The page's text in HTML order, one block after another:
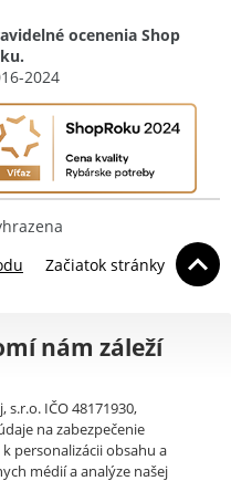
ocenenia Shop
2024
Začiatok stránky
nám záleží
IČO 48171930,
na zabezpečenie
personalizácii obsahu a
médií a analýze našej